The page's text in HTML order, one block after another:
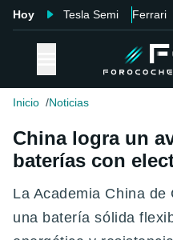
Hoy Tesla Semi Ferrari
Inicio Noticias
China logra un
baterías con
La Academia China
una batería sólida